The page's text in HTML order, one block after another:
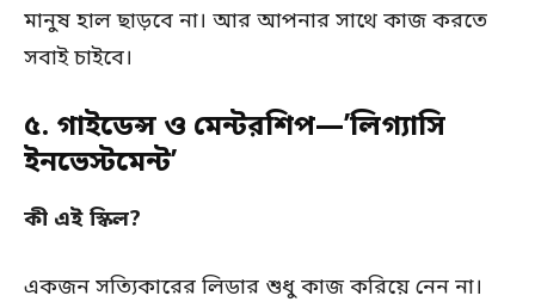
মানুষ হাল ছাড়বে না। আর আপনার সাথে কাজ করতে
সবাই চাইবে।
৫. গাইডেন্স ও মেন্টরশিপ—’লিগ্যাসি
ইনভেস্টমেন্ট’
কী এই স্কিল?
একজন সত্যিকারের লিডার শুধু কাজ করিয়ে নেন না।